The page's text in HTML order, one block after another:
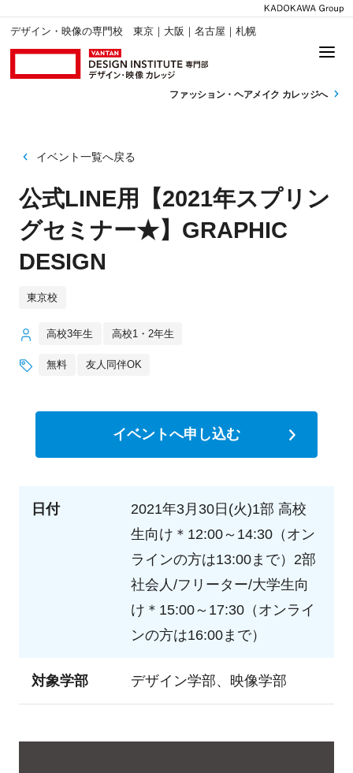
デザイン・映像の専門校 東京｜大阪｜名古屋｜札幌
ファッション・ ヘアメイク カレッジへ
イベント一覧へ戻る
公式LINE用【2021年スプリン
グセミナー★】GRAPHIC
DESIGN
東京校
高校3年生 高校1・2年生
無料 友人同伴OK
イベントへ申し込む
日付
2021年3月30日(火)1部 高校
生向け＊12:00～14:30（オン
ラインの方は13:00まで）2部
社会人/フリーター/大学生向
け＊15:00～17:30（オンライ
ンの方は16:00まで）
対象学部 デザイン学部、映像学部